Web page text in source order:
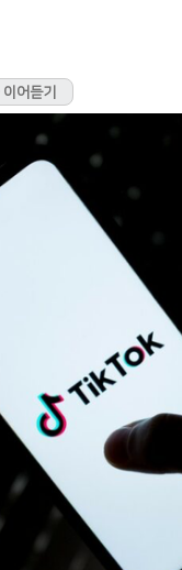
이어듣기